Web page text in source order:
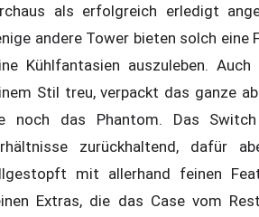
als erfolgreich erledigt
andere Tower bieten solch eine
Kühlfantasien auszuleben.
Stil treu, verpackt das ganze
noch das Phantom. Das
zurückhaltend, dafür
mit allerhand feinen
Extras, die das Case vom